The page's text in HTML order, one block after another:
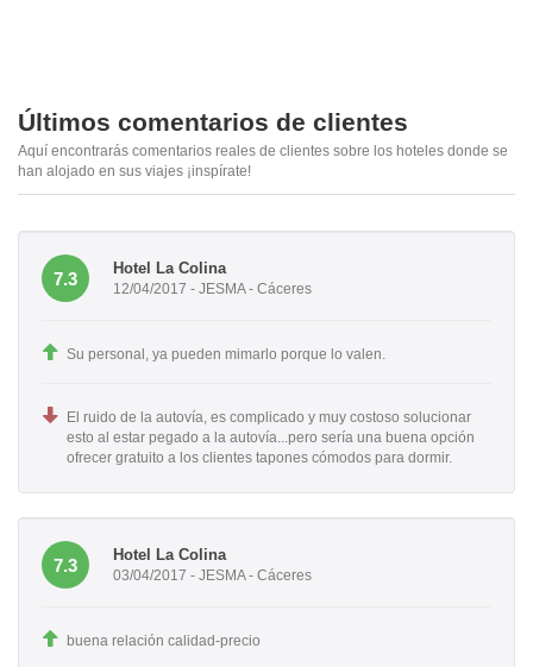
Últimos comentarios de clientes
Aquí encontrarás comentarios reales de clientes sobre los hoteles donde se
han alojado en sus viajes ¡inspírate!
7.3
Hotel La Colina
12/04/2017 - JESMA - Cáceres
Su personal, ya pueden mimarlo porque lo valen.
El ruido de la autovía, es complicado y muy costoso solucionar
esto al estar pegado a la autovía...pero sería una buena opción
ofrecer gratuito a los clientes tapones cómodos para dormir.
7.3
Hotel La Colina
03/04/2017 - JESMA - Cáceres
buena relación calidad-precio